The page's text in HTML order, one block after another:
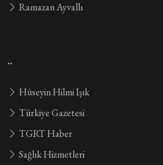
Ramazan Ayvallı
..
Hüseyin Hilmi Işık
Türkiye Gazetesi
TGRT Haber
Sağlık Hizmetleri